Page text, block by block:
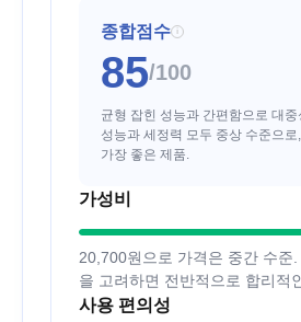
종합점수 i
85/100
균형 잡힌 성능과 간편함으로 대
성능과 세정력 모두 중상 수준으
가장 좋은 제품.
가성비
20,700원으로 가격은 중간 수준.
을 고려하면 전반적으로 합리적
사용 편의성